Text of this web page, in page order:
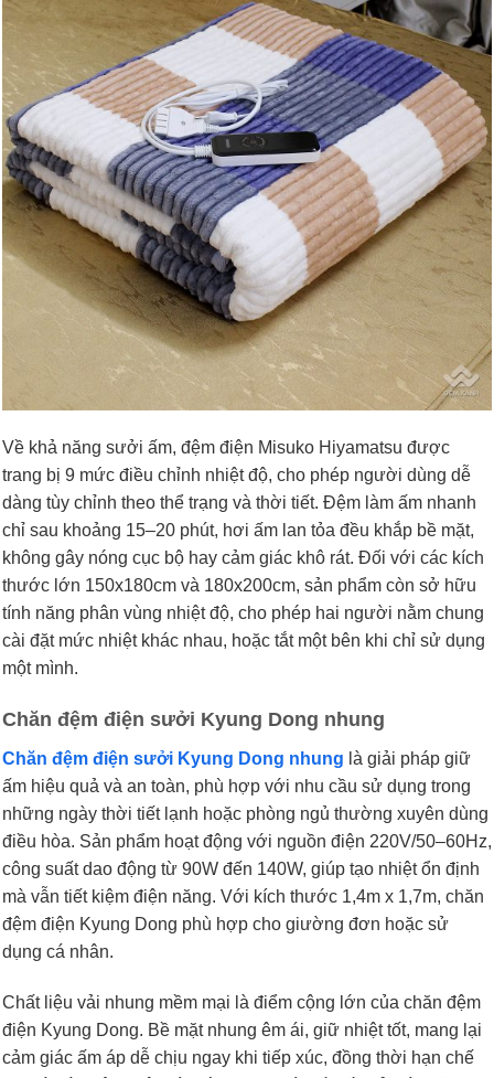
Về khả năng sưởi ấm, đệm điện Misuko Hiyamatsu được
trang bị 9 mức điều chỉnh nhiệt độ, cho phép người dùng dễ
dàng tùy chỉnh theo thể trạng và thời tiết. Đệm làm ấm nhanh
chỉ sau khoảng 15–20 phút, hơi ấm lan tỏa đều khắp bề mặt,
không gây nóng cục bộ hay cảm giác khô rát. Đối với các kích
thước lớn 150x180cm và 180x200cm, sản phẩm còn sở hữu
tính năng phân vùng nhiệt độ, cho phép hai người nằm chung
cài đặt mức nhiệt khác nhau, hoặc tắt một bên khi chỉ sử dụng
một mình.
Chăn đệm điện sưởi Kyung Dong nhung
Chăn đệm điện sưởi Kyung Dong nhung là giải pháp giữ
ấm hiệu quả và an toàn, phù hợp với nhu cầu sử dụng trong
những ngày thời tiết lạnh hoặc phòng ngủ thường xuyên dùng
điều hòa. Sản phẩm hoạt động với nguồn điện 220V/50–60Hz,
công suất dao động từ 90W đến 140W, giúp tạo nhiệt ổn định
mà vẫn tiết kiệm điện năng. Với kích thước 1,4m x 1,7m, chăn
đệm điện Kyung Dong phù hợp cho giường đơn hoặc sử
dụng cá nhân.
Chất liệu vải nhung mềm mại là điểm cộng lớn của chăn đệm
điện Kyung Dong. Bề mặt nhung êm ái, giữ nhiệt tốt, mang lại
cảm giác ấm áp dễ chịu ngay khi tiếp xúc, đồng thời hạn chế